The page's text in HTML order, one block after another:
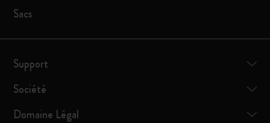
Sacs
Support
Société
Domaine Légal